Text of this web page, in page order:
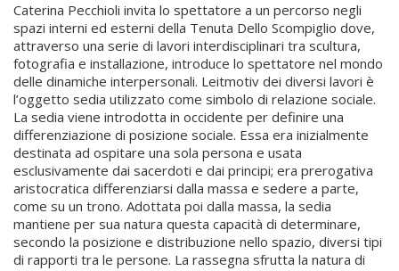
Caterina Pecchioli invita lo spettatore a un percorso negli
spazi interni ed esterni della Tenuta Dello Scompiglio dove,
attraverso una serie di lavori interdisciplinari tra scultura,
fotografia e installazione, introduce lo spettatore nel mondo
delle dinamiche interpersonali. Leitmotiv dei diversi lavori è
l’oggetto sedia utilizzato come simbolo di relazione sociale.
La sedia viene introdotta in occidente per definire una
differenziazione di posizione sociale. Essa era inizialmente
destinata ad ospitare una sola persona e usata
esclusivamente dai sacerdoti e dai principi; era prerogativa
aristocratica differenziarsi dalla massa e sedere a parte,
come su un trono. Adottata poi dalla massa, la sedia
mantiene per sua natura questa capacità di determinare,
secondo la posizione e distribuzione nello spazio, diversi tipi
di rapporti tra le persone. La rassegna sfrutta la natura di